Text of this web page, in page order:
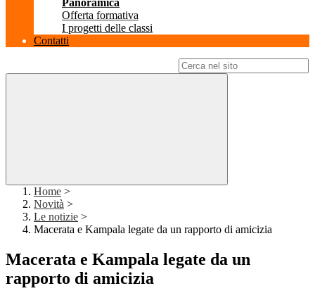
Panoramica
Offerta formativa
I progetti delle classi
Contatti
Home >
Novità >
Le notizie >
Macerata e Kampala legate da un rapporto di amicizia
Macerata e Kampala legate da un
rapporto di amicizia